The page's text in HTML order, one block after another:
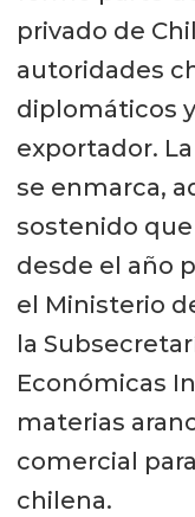
privado de
autoridades
diplomáticos
exportador.
se enmarca,
sostenido
desde el año
el Ministerio
la
Económicas
materias
comercial
chilena.